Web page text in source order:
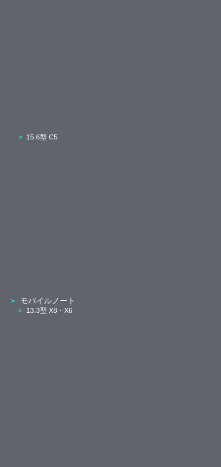
15.6型 C5
モバイルノート
13.3型 X8・X6